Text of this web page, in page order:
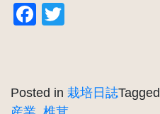
Facebook
Posted in 栽培日誌Tagged